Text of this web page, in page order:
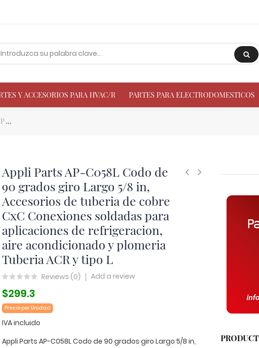
Y ACCESORIOS PARA HVAC/R PARTES PARA ELECTRODOMESTICOS
Appli Parts AP-C058L Codo de
90 grados giro Largo 5/8 in,
Accesorios de tuberia de cobre
CxC Conexiones soldadas para
aplicaciones de refrigeracion,
aire acondicionado y plomeria
Tuberia ACR y tipo L
Reviews (0) Add a review
$299.3
Precio por Unidad
IVA incluido
Appli Parts AP-C058L Codo de 90 grados giro Largo 5/8 in,